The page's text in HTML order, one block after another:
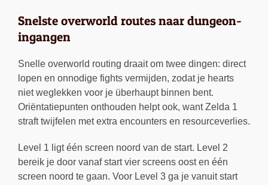
Snelste overworld routes naar dungeon-
ingangen
Snelle overworld routing draait om twee dingen: direct
lopen en onnodige fights vermijden, zodat je hearts
niet weglekken voor je überhaupt binnen bent.
Oriëntatiepunten onthouden helpt ook, want Zelda 1
straft twijfelen met extra encounters en resourceverlies.
Level 1 ligt één screen noord van de start. Level 2
bereik je door vanaf start vier screens oost en één
screen noord te gaan. Voor Level 3 ga je vanuit start